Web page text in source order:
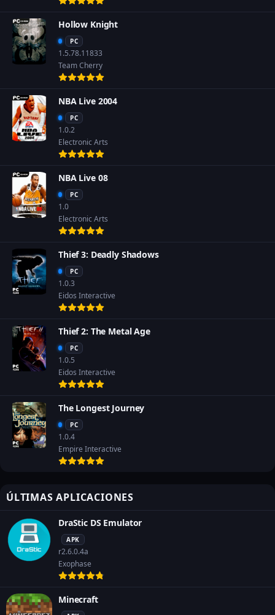
Hollow Knight
PC
1.5.78.11833
Team Cherry
NBA Live 2004
PC
1.0.2
Electronic Arts
NBA Live 08
PC
1.0
Electronic Arts
Thief 3: Deadly Shadows
PC
1.0.3
Eidos Interactive
Thief 2: The Metal Age
PC
1.0.5
Eidos Interactive
The Longest Journey
PC
1.0.4
Empire Interactive
ÚLTIMAS APLICACIONES
DraStic DS Emulator
APK
r2.6.0.4a
Exophase
Minecraft